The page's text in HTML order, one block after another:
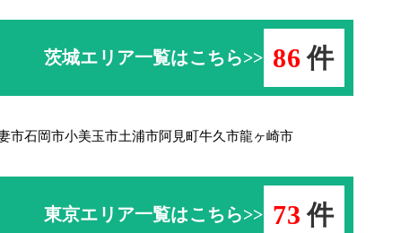
茨城エリア一覧はこちら>> 86 件
市石岡市小美玉市土浦市阿見町牛久市龍ヶ崎市
東京エリア一覧はこちら>> 73 件